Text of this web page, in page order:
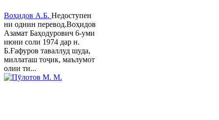
Воҳидов А.Б. Недоступен
ни однин перевод.Воҳидов
Азамат Баҳодурович 6-уми
июни соли 1974 дар н.
Б.Ғафуров таваллуд шуда,
миллаташ тоҷик, маълумот
олии ти...